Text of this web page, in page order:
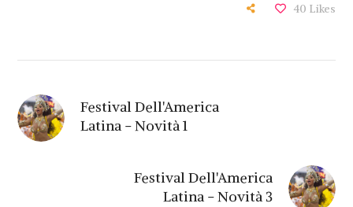
40 Likes
Festival Dell'America
Latina - Novità 1
Festival Dell'America
Latina - Novità 3